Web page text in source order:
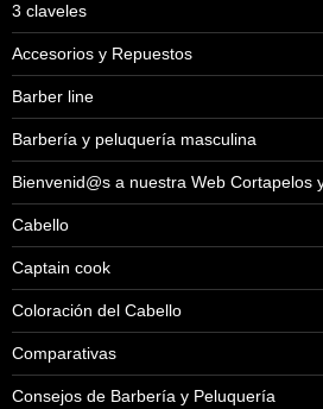
3 claveles
Accesorios y Repuestos
Barber line
Barbería y peluquería masculina
Bienvenid@s a nuestra Web Cortapelos
Cabello
Captain cook
Coloración del Cabello
Comparativas
Consejos de Barbería y Peluquería